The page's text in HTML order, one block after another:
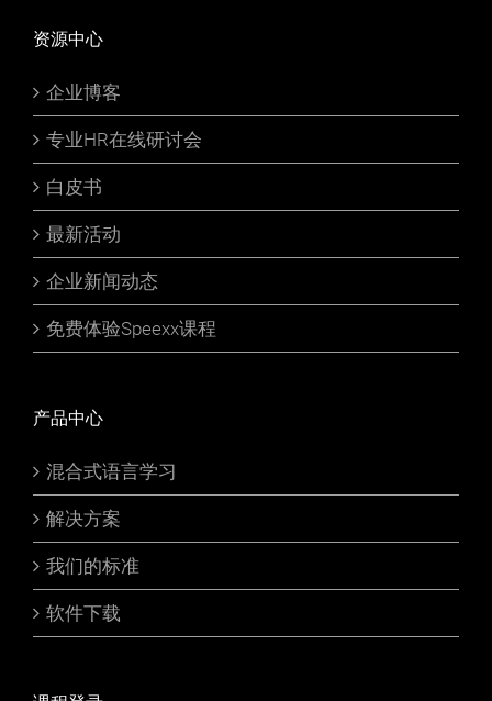
资源中心
企业博客
专业HR在线研讨会
白皮书
最新活动
企业新闻动态
免费体验Speexx课程
产品中心
混合式语言学习
解决方案
我们的标准
软件下载